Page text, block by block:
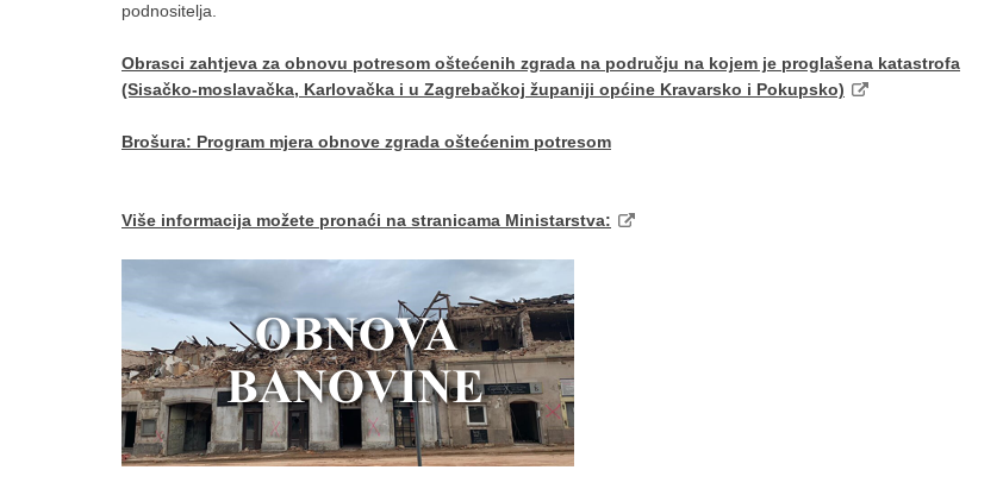
podnositelja.
Obrasci zahtjeva za obnovu potresom oštećenih zgrada na području na kojem je proglašena katastrofa
(Sisačko-moslavačka, Karlovačka i u Zagrebačkoj županiji općine Kravarsko i Pokupsko)
Brošura: Program mjera obnove zgrada oštećenim potresom
Više informacija možete pronaći na stranicama Ministarstva: